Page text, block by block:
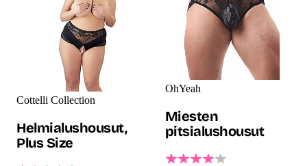
Cottelli Collection
Helmialushousut,
Plus Size
OhYeah
Miesten
pitsialushousut